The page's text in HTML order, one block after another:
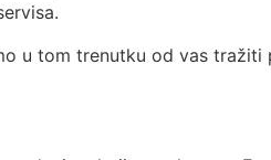
u tom trenutku od vas